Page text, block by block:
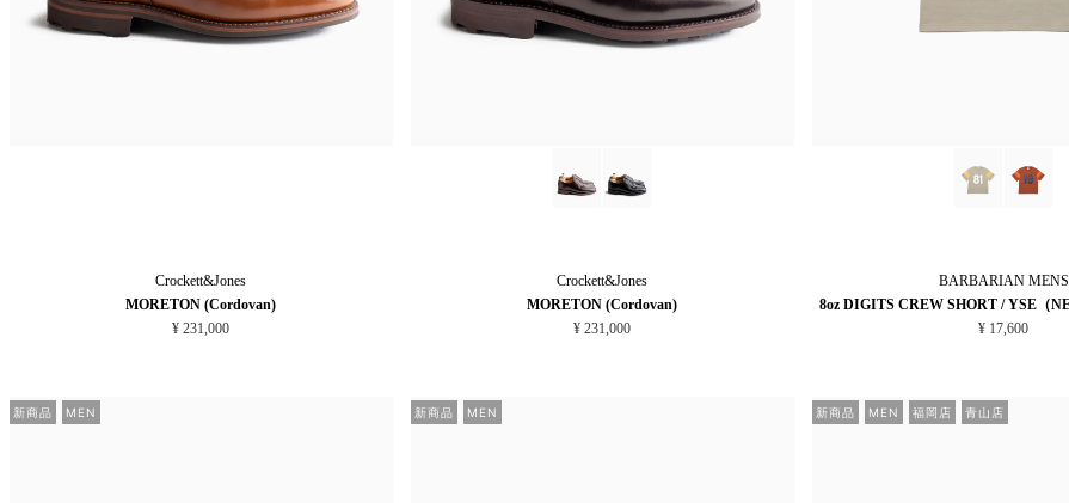
Crockett&Jones
MORETON (Cordovan)
¥ 231,000
Crockett&Jones
MORETON (Cordovan)
¥ 231,000
BARBARIANMENS
8oz DIGITS CREW SHORT / YSE（
¥ 17,600
新商品 MEN 新商品 MEN 新商品 MEN 福岡店 青山店